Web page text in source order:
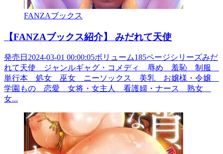
FANZAブックス
【FANZAブックス紹介】 みだれて天使
発売日2024-03-01 00:00:05ボリューム185ページシリーズみだ
れて天使 ジャンルギャグ・コメディ 辱め 羞恥 制服
単行本 処女 巫女 ニーソックス 美乳 お嬢様・令嬢
学園もの 恋愛 女将・女主人 看護婦・ナース 熟女
女...